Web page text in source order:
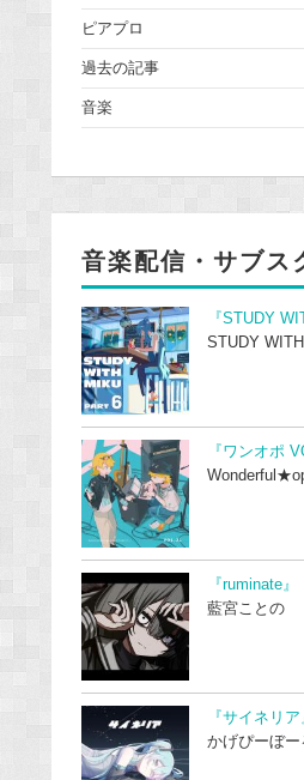
ピアプロ
過去の記事
音楽
音楽配信・サブス
『STUDY
STUDY
『ワンオポ
『ruminate』
藍宮ことの
『サイネリア
かげぴーぼー